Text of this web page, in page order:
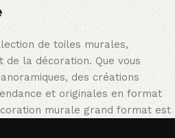
de toiles murales,
la décoration. Que vous
des créations
et originales en format
murale grand format est